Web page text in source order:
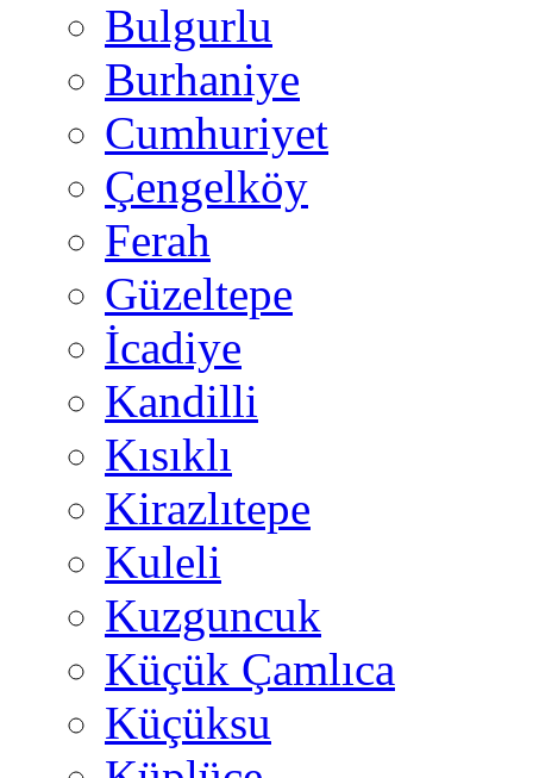
Bulgurlu
Burhaniye
Cumhuriyet
Çengelköy
Ferah
Güzeltepe
İcadiye
Kandilli
Kısıklı
Kirazlıtepe
Kuleli
Kuzguncuk
Küçük Çamlıca
Küçüksu